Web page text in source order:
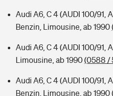
Kinderunfall-Check: Mehr
Typklassen: So ist Ihr Auto
Sie haben Fragen?
Audi A6, C 4 (AUDI 100/91,
Benzin, Limousine, ab 1990
Audi A6, C 4 (AUDI 100/91,
Limousine, ab 1990(0588 /
Audi A6, C 4 (AUDI 100/91,
Benzin, Limousine, ab 1990